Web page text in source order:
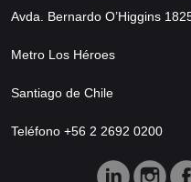
Avda. Bernardo O’Higgins
Metro Los Héroes
Santiago de Chile
Teléfono +56 2 2692 0200